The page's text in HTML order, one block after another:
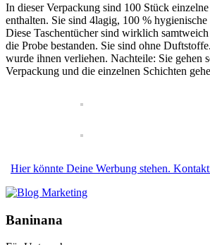
In dieser Verpackung sind 100 Stück
enthalten. Sie sind 4lagig, 100 %
Diese Taschentücher sind wirklich
die Probe bestanden. Sie sind ohne
wurde ihnen verliehen. Nachteile: Sie gehen
Verpackung und die einzelnen Schichten
Hier könnte Deine Werbung stehen.
Baninana